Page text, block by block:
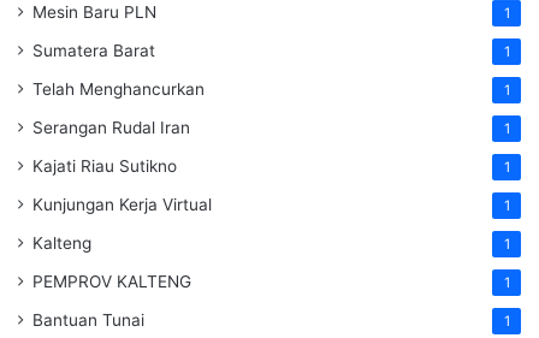
Mesin Baru PLN 1
Sumatera Barat 1
Telah Menghancurkan 1
Serangan Rudal Iran 1
Kajati Riau Sutikno 1
Kunjungan Kerja Virtual 1
Kalteng 1
PEMPROV KALTENG 1
Bantuan Tunai 1